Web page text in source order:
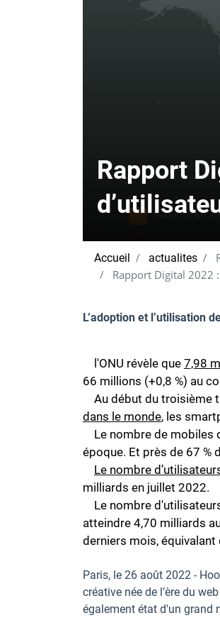
Rapport
Accueil actualites
Rapport Digital 2022
L’adoption et l’utilisation
l'ONU révèle que 7,98
66 millions (+0,8 %) au
Au début du troisième
dans le monde, les
Le nombre de mobiles
époque. Et près de 67 %
Le nombre
milliards en juillet 2022.
Le nombre
atteindre 4,70 milliards
derniers mois,
Paris, le 26 août 2022 -
créative née de l’ère du
également état d'un grand